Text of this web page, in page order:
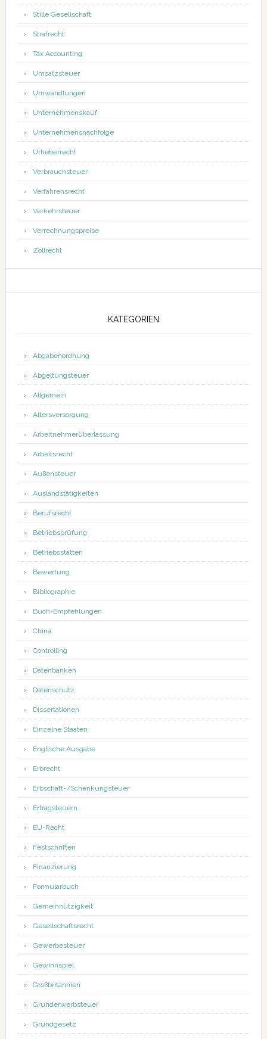
Stille Gesellschaft
Strafrecht
Tax Accounting
Umsatzsteuer
Umwandlungen
Unternehmenskauf
Unternehmensnachfolge
Urheberrecht
Verbrauchsteuer
Verfahrensrecht
Verkehrsteuer
Verrechnungspreise
Zollrecht
KATEGORIEN
Abgabenordnung
Abgeltungsteuer
Allgemein
Altersversorgung
Arbeitnehmerüberlassung
Arbeitsrecht
Außensteuer
Auslandstätigkeiten
Berufsrecht
Betriebsprüfung
Betriebsstätten
Bewertung
Bibliographie
Buch-Empfehlungen
China
Controlling
Datenbanken
Datenschutz
Dissertationen
Einzelne Staaten
Englische Ausgabe
Erbrecht
Erbschaft-/Schenkungsteuer
Ertragsteuern
EU-Recht
Festschriften
Finanzierung
Formularbuch
Gemeinnützigkeit
Gesellschaftsrecht
Gewerbesteuer
Gewinnspiel
Großbritannien
Grunderwerbsteuer
Grundgesetz